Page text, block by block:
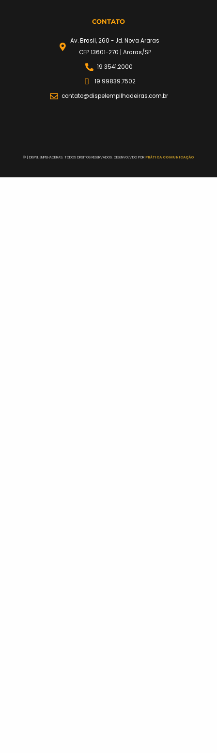
CONTATO
Av. Brasil, 260 - Jd. Nova Araras
CEP 13601-270 | Araras/SP
19 3541.2000
19 99839.7502
contato@dispelempilhadeiras.com.br
© | DISPEL EMPILHADEIRAS. TODOS DIREITOS RESERVADOS. DESENVOLVIDO PORPRÁTICA COMUNICAÇÃO